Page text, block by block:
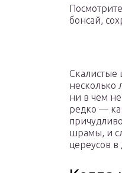
бонсай,
Скалистые
несколько
ни в чем
редко —
шрамы, и
цереусов